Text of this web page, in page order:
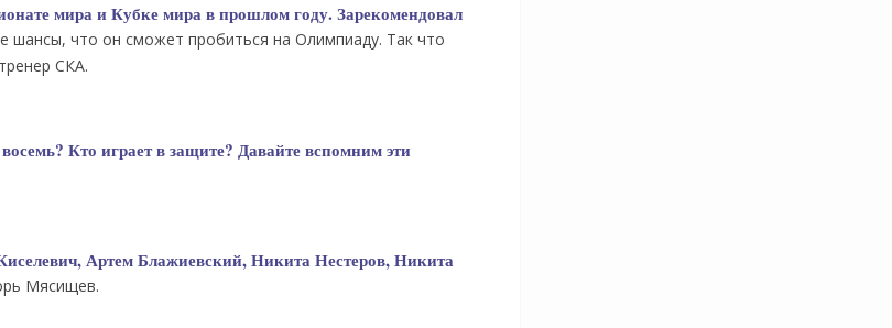
мира и Кубке мира в прошлом году. Зарекомендовал
шансы, что он сможет пробиться на Олимпиаду. Так что
СКА.
Кто играет в защите? Давайте вспомним эти
Артем Блажиевский, Никита Нестеров, Никита
Мясищев.